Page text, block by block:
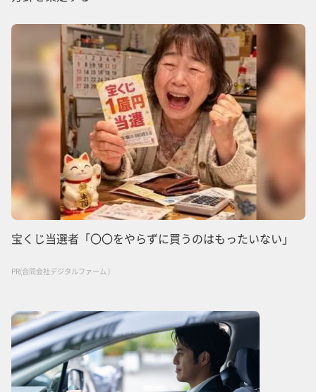
宝くじ当選者「〇〇をやらずに買うのはもったいない」
PR(合同会社デジタルファーム )